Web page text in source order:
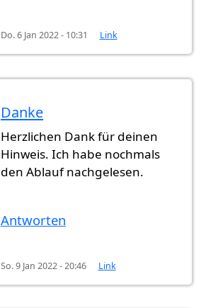
Do. 6 Jan 2022 - 10:31 Link
Danke
Herzlichen Dank für deinen
Hinweis. Ich habe nochmals
den Ablauf nachgelesen.
Antworten
So. 9 Jan 2022 - 20:46 Link